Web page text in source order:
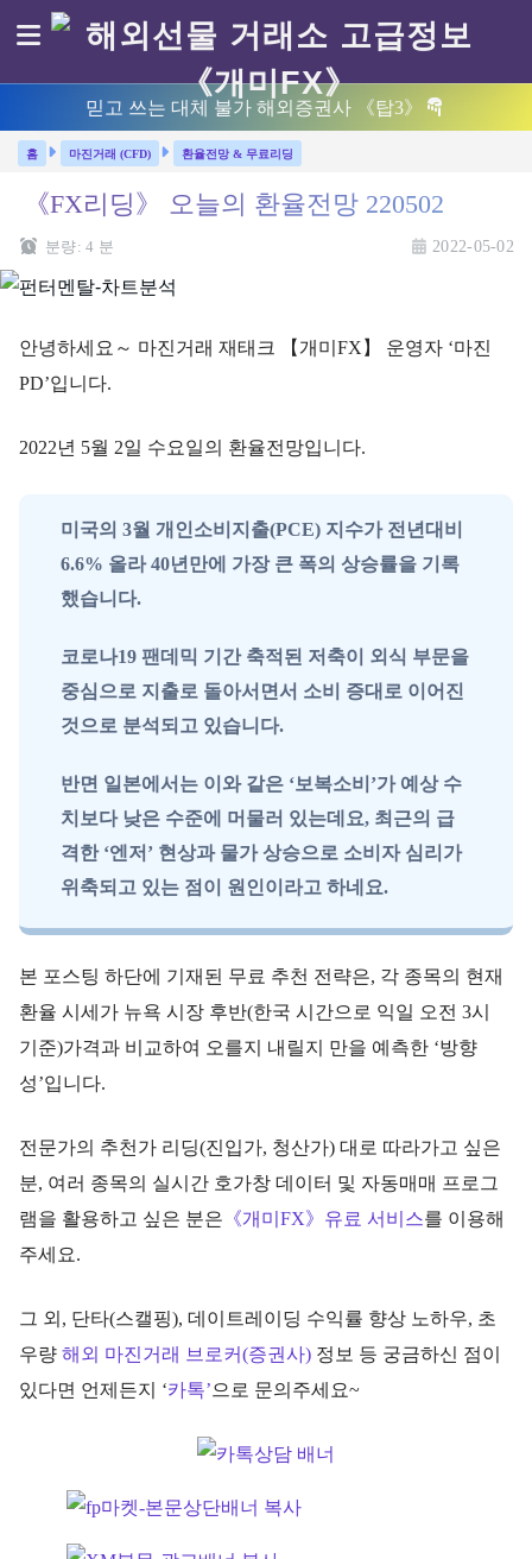
믿고 쓰는 대체 불가 해외증권사 《탑3》
마진거래 (CFD) 환율전망 & 무료리딩
《FX리딩》 오늘의 환율전망 220502
2022-05-02
분량: 4 분
안녕하세요～ 마진거래 재태크 【개미FX】 운영자 ‘마진
PD’입니다.
2022년 5월 2일 수요일의 환율전망입니다.
미국의 3월 개인소비지출(PCE) 지수가 전년대비
6.6% 올라 40년만에 가장 큰 폭의 상승률을 기록
했습니다.
코로나19 팬데믹 기간 축적된 저축이 외식 부문을
중심으로 지출로 돌아서면서 소비 증대로 이어진
것으로 분석되고 있습니다.
반면 일본에서는 이와 같은 ‘보복소비’가 예상 수
치보다 낮은 수준에 머물러 있는데요, 최근의 급
격한 ‘엔저’ 현상과 물가 상승으로 소비자 심리가
위축되고 있는 점이 원인이라고 하네요.
본 포스팅 하단에 기재된 무료 추천 전략은, 각 종목의 현재
환율 시세가 뉴욕 시장 후반(한국 시간으로 익일 오전 3시
기준)가격과 비교하여 오를지 내릴지 만을 예측한 ‘방향
성’입니다.
전문가의 추천가 리딩(진입가, 청산가) 대로 따라가고 싶은
분, 여러 종목의 실시간 호가창 데이터 및 자동매매 프로그
램을 활용하고 싶은 분은 《개미FX》유료 서비스를 이용해
주세요.
그 외, 단타(스캘핑), 데이트레이딩 수익률 향상 노하우, 초
우량 해외 마진거래 브로커(증권사) 정보 등 궁금하신 점이
있다면 언제든지 ‘카톡’으로 문의주세요~